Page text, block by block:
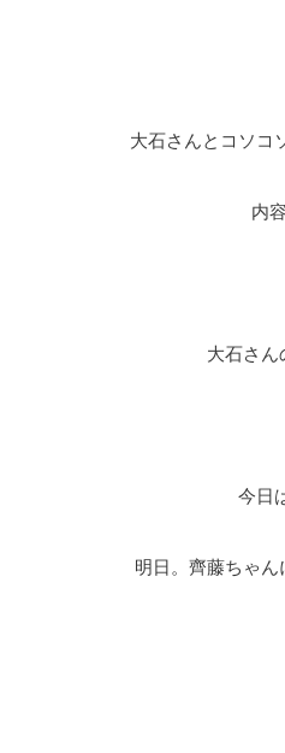
大石さんとコソコ
内
大石さん
今日
明日。齊藤ちゃ